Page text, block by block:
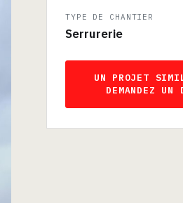
TYPE DE CHANTIER
Serrurerie
UN PROJET
DEMANDEZ UN